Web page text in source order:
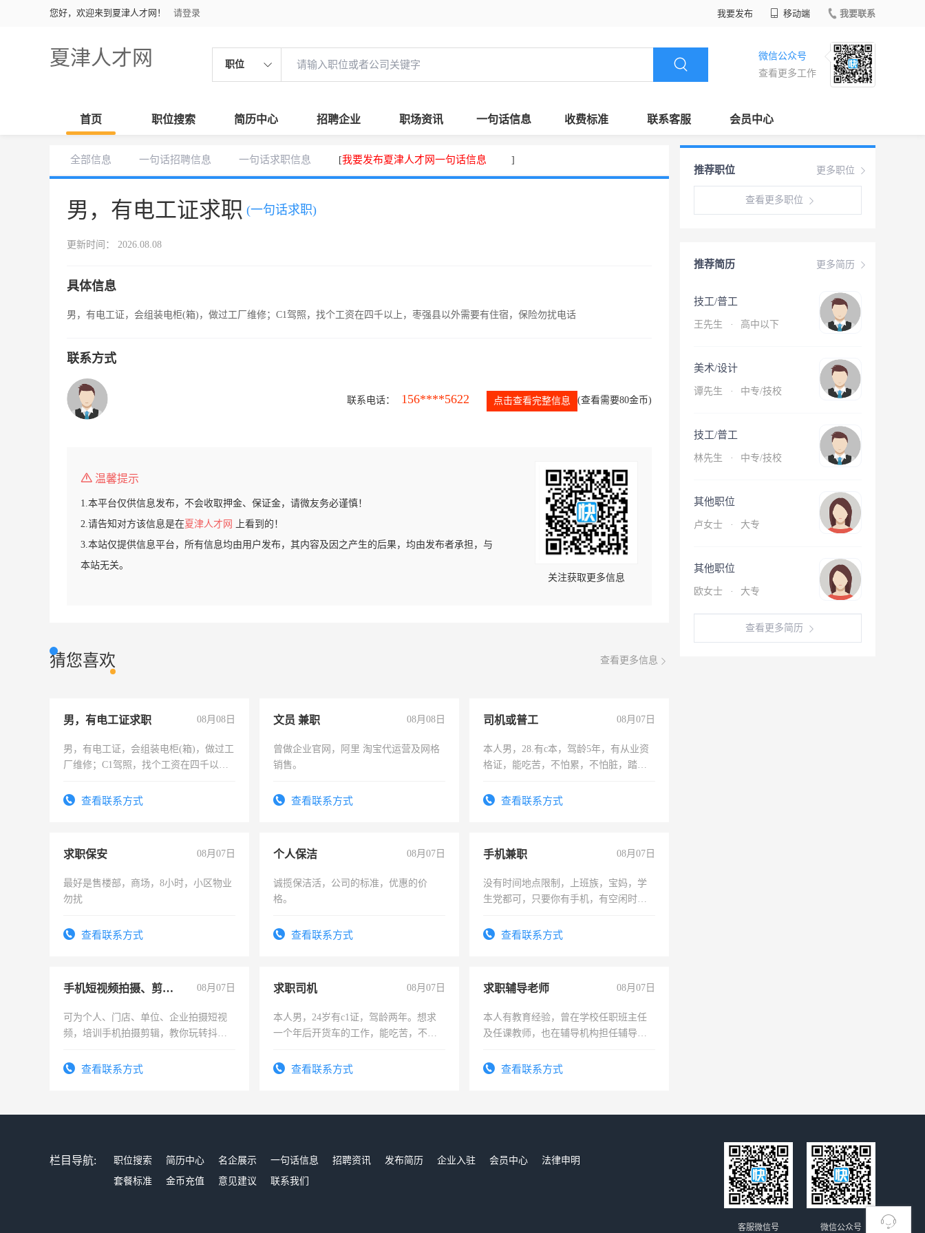
您好，欢迎来到夏津人才网！ 请登录 我要发布 移动端 我要联系
夏津人才网 职位
微信公众号
查看更多工作
首页 职位搜索 简历中心 招聘企业 职场资讯 一句话信息 收费标准 联系客服 会员中心
全部信息 一句话招聘信息 一句话求职信息 [我要发布夏津人才网一句话信息 ]
男，有电工证求职 (一句话求职)
更新时间： 2026.08.08
具体信息
男，有电工证，会组装电柜(箱)，做过工厂维修；C1驾照，找个工资在四千以上，枣强县以外需要有住宿，保险勿扰电话
联系方式
联系电话： 156****5622 点击查看完整信息 (查看需要80金币)
温馨提示
1.本平台仅供信息发布，不会收取押金、保证金，请微友务必谨慎！
2.请告知对方该信息是在夏津人才网
上看到的！
3.本站仅提供信息平台，所有信息均由用户发布，其内容及因之产生的后果，均由发布者承担，与
本站无关。
关注获取更多信息
猜您喜欢 查看更多信息
男，有电工证求职 08月08日
男，有电工证，会组装电柜(箱)，做过工
厂维修；C1驾照，找个工资在四千以
电话查看联系方式
文员 兼职 08月08日
曾做企业官网，阿里 淘宝代运营及网格
销售。
查看联系方式
司机或普工 08月07日
本人男，28.有c本，驾龄5年，有从业资
格证，能吃苦，不怕累，不怕脏，踏
查看联系方式
求职保安 08月07日
最好是售楼部，商场，8小时，小区物业
勿扰
查看联系方式
个人保洁 08月07日
诚揽保洁活，公司的标准，优惠的价
格。
查看联系方式
手机兼职 08月07日
没有时间地点限制，上班族，宝妈，学
生党都可，只要你有手机，有空闲时
勤快的四五十，每天挣零花钱没问题！
查看联系方式
手机短视频拍摄、剪辑、抖音快手 08月07日
可为个人、门店、单位、企业拍摄短视
频，培训手机拍摄剪辑，教你玩转抖音
频，培训手机拍摄剪辑，教你玩转抖
查看联系方式
求职司机 08月07日
本人男，24岁有c1证，驾龄两年。想求
一个年后开货车的工作，能吃苦，不怕
查看联系方式
求职辅导老师 08月07日
本人有教育经验，曾在学校任职班主任
及任课教师，也在辅导机构担任辅导教
查看联系方式
更多职位
推荐职位
查看更多职位
更多简历
推荐简历
技工/普工
王先生 · 高中以下
美术/设计
谭先生 · 中专/技校
技工/普工
林先生 · 中专/技校
其他职位
卢女士 · 大专
其他职位
欧女士 · 大专
查看更多简历
栏目导航: 职位搜索 简历中心 名企展示 一句话信息 招聘资讯 发布简历 企业入驻 会员中心
法律申明
套餐标准
金币充值 意见建议 联系我们
微信公众号
客服微信号